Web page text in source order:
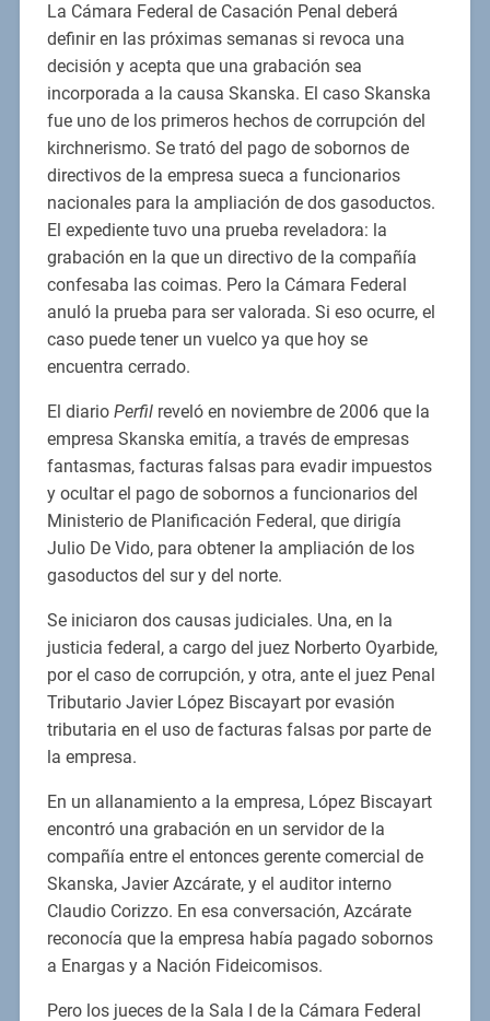
La Cámara Federal de Casación Penal deberá
definir en las próximas semanas si revoca una
decisión y acepta que una grabación sea
incorporada a la causa Skanska. El caso Skanska
fue uno de los primeros hechos de corrupción del
kirchnerismo. Se trató del pago de sobornos de
directivos de la empresa sueca a funcionarios
nacionales para la ampliación de dos gasoductos.
El expediente tuvo una prueba reveladora: la
grabación en la que un directivo de la compañía
confesaba las coimas. Pero la Cámara Federal
anuló la prueba para ser valorada. Si eso ocurre, el
caso puede tener un vuelco ya que hoy se
encuentra cerrado.
El diario Perfilreveló en noviembre de 2006 que la
empresa Skanska emitía, a través de empresas
fantasmas, facturas falsas para evadir impuestos
y ocultar el pago de sobornos a funcionarios del
Ministerio de Planificación Federal, que dirigía
Julio De Vido, para obtener la ampliación de los
gasoductos del sur y del norte.
Se iniciaron dos causas judiciales. Una, en la
justicia federal, a cargo del juez Norberto Oyarbide,
por el caso de corrupción, y otra, ante el juez Penal
Tributario Javier López Biscayart por evasión
tributaria en el uso de facturas falsas por parte de
la empresa.
En un allanamiento a la empresa, López Biscayart
encontró una grabación en un servidor de la
compañía entre el entonces gerente comercial de
Skanska, Javier Azcárate, y el auditor interno
Claudio Corizzo. En esa conversación, Azcárate
reconocía que la empresa había pagado sobornos
a Enargas y a Nación Fideicomisos.
Pero los jueces de la Sala I de la Cámara Federal